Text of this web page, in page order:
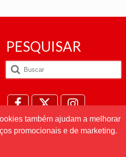
PESQUISAR
Buscar
por:
Desenvolvido porDireta Sistemas . Designed by Freepik
também ajudam a melhorar
promocionais e de marketing.